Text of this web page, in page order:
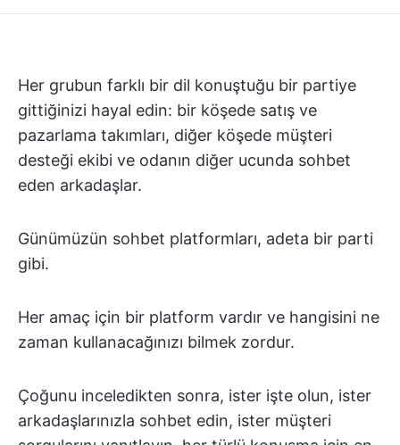
Her grubun farklı bir dil konuştuğu bir partiye
gittiğinizi hayal edin: bir köşede satış ve
pazarlama takımları, diğer köşede müşteri
desteği ekibi ve odanın diğer ucunda sohbet
eden arkadaşlar.
Günümüzün sohbet platformları, adeta bir parti
gibi.
Her amaç için bir platform vardır ve hangisini ne
zaman kullanacağınızı bilmek zordur.
Çoğunu inceledikten sonra, ister işte olun, ister
arkadaşlarınızla sohbet edin, ister müşteri